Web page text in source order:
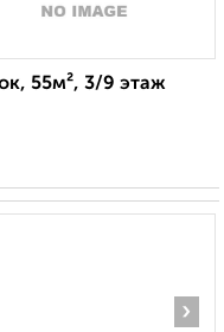
55м², 3/9 этаж
›